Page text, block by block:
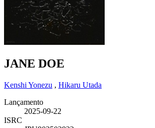
JANE DOE
Kenshi Yonezu , Hikaru Utada
Lançamento
2025-09-22
ISRC